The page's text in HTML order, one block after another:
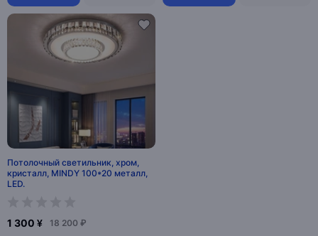
Потолочный светильник, хром,
кристалл, MINDY 100*20 металл,
LED.
1 300 ¥ 18 200 ₽